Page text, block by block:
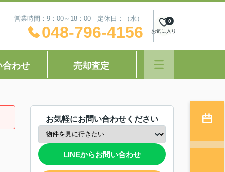
営業時間：9：00～18：00 定休日：（水）
048-796-4156 お気に入り
0
合わせ 売却査定
お気軽にお問い合わせください
LINEからお問い合わせ